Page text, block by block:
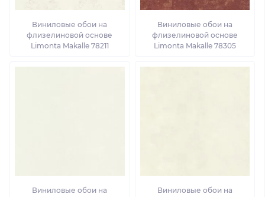
Виниловые обои на
флизелиновой основе
Limonta Makalle 78211
Виниловые обои на
флизелиновой основе
Limonta Makalle 78305
Виниловые обои на
Виниловые обои на